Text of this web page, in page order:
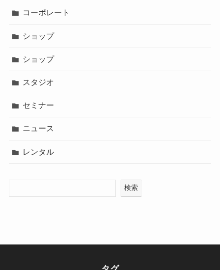
コーポレート
ショップ
ショップ
スタジオ
セミナー
ニュース
レンタル
検索